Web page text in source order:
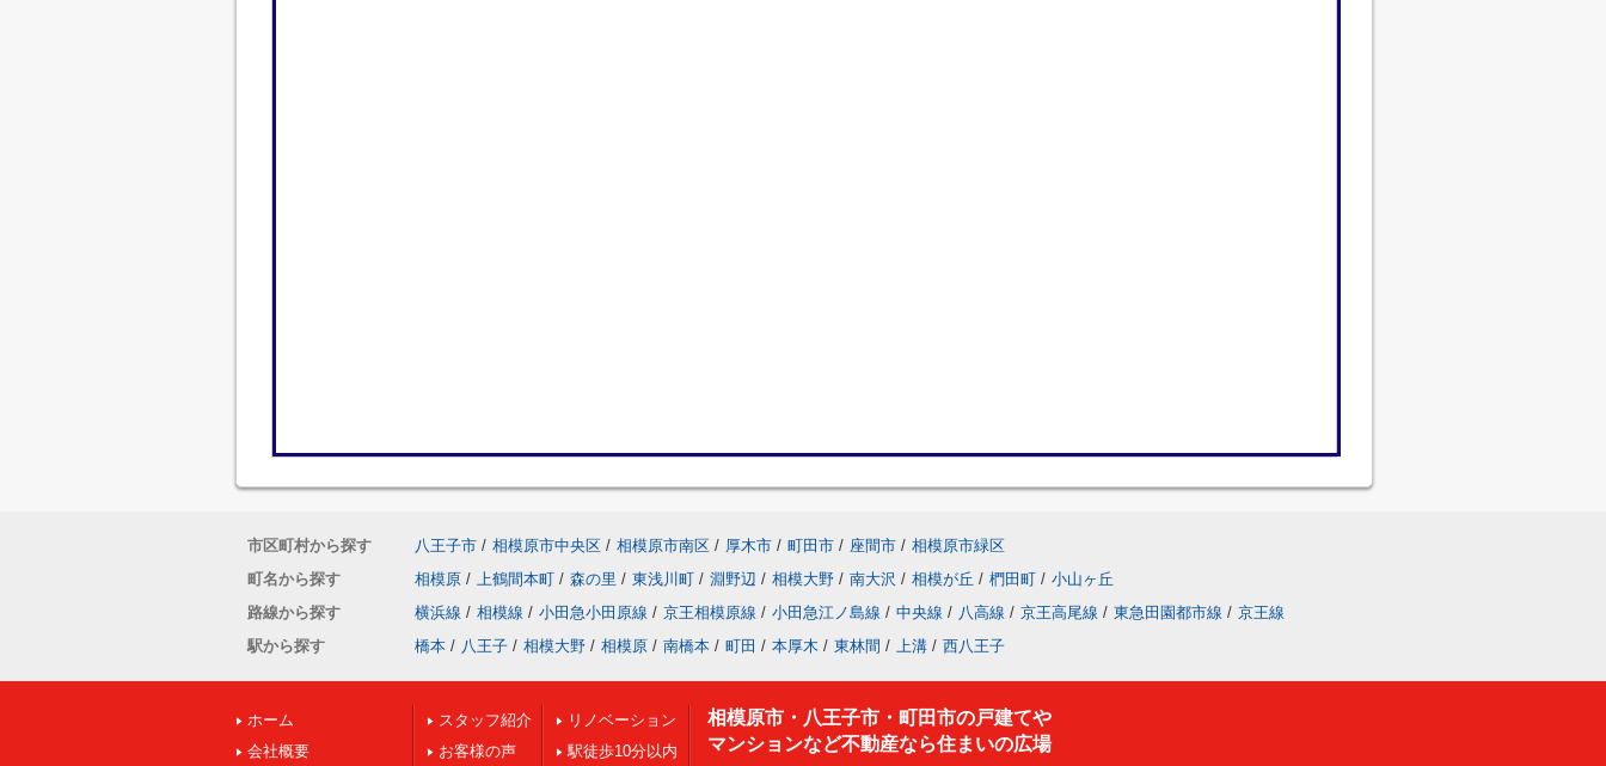
市区町村から探す 八王子市 / 相模原市中央区 / 相模原市南区 / 厚木市 / 町田市 / 座間市 / 相模原市緑区
町名から探す
相模原 / 上鶴間本町 / 森の里 / 東浅川町 / 淵野辺 / 相模大野 / 南大沢 / 相模が丘 / 椚田町 / 小山ヶ丘
路線から探す
横浜線 / 相模線 / 小田急小田原線 / 京王相模原線 / 小田急江ノ島線 / 中央線 / 八高線 / 京王高尾線 / 東急田園都市線 / 京王線
駅から探す
橋本 / 八王子 / 相模大野 / 相模原 / 南橋本 / 町田 / 本厚木 / 東林間 / 上溝 / 西八王子
ホーム
会社概要
スタッフ紹介
お客様の声
リノベーション
駅徒歩10分以内
相模原市・八王子市・町田市の戸建てや
マンションなど不動産なら住まいの広場